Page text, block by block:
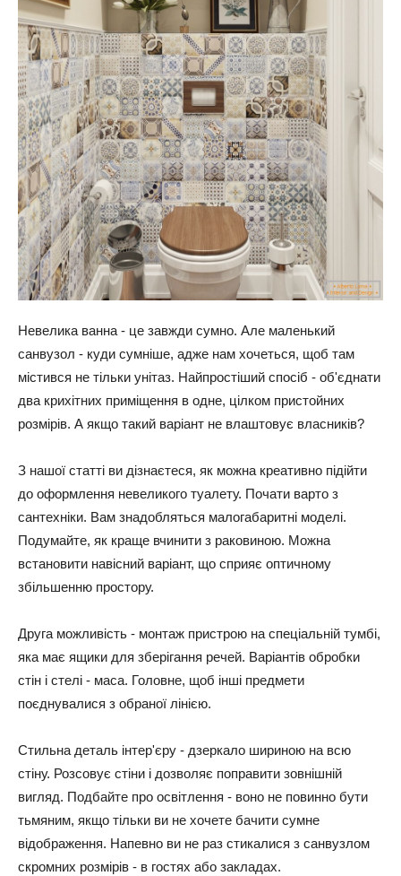
Невелика ванна - це завжди сумно. Але маленький
санвузол - куди сумніше, адже нам хочеться, щоб там
містився не тільки унітаз. Найпростіший спосіб - об'єднати
два крихітних приміщення в одне, цілком пристойних
розмірів. А якщо такий варіант не влаштовує власників?
З нашої статті ви дізнаєтеся, як можна креативно підійти
до оформлення невеликого туалету. Почати варто з
сантехніки. Вам знадобляться малогабаритні моделі.
Подумайте, як краще вчинити з раковиною. Можна
встановити навісний варіант, що сприяє оптичному
збільшенню простору.
Друга можливість - монтаж пристрою на спеціальній тумбі,
яка має ящики для зберігання речей. Варіантів обробки
стін і стелі - маса. Головне, щоб інші предмети
поєднувалися з обраної лінією.
Стильна деталь інтер'єру - дзеркало шириною на всю
стіну. Розсовує стіни і дозволяє поправити зовнішній
вигляд. Подбайте про освітлення - воно не повинно бути
тьмяним, якщо тільки ви не хочете бачити сумне
відображення. Напевно ви не раз стикалися з санвузлом
скромних розмірів - в гостях або закладах.